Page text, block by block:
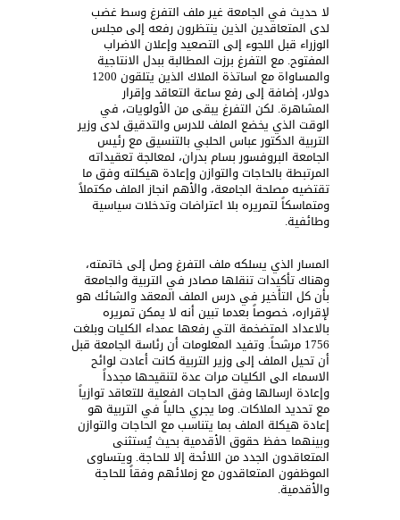
لا حديث في الجامعة غير ملف التفرغ وسط غضب
لدى المتعاقدين الذين ينتظرون رفعه إلى مجلس
الوزراء قبل اللجوء إلى التصعيد وإعلان الاضراب
المفتوح. مع التفرغ برزت المطالبة ببدل الانتاجية
والمساواة مع اساتذة الملاك الذين يتلقون 1200
دولار، إضافة إلى رفع ساعة التعاقد وإقرار
المشاهرة. لكن التفرغ يبقى من الأولويات، في
الوقت الذي يخضع الملف للدرس والتدقيق لدى وزير
التربية الدكتور عباس الحلبي بالتنسيق مع رئيس
الجامعة البروفسور بسام بدران، لمعالجة تعقيداته
المرتبطة بالحاجات والتوازن وإعادة هيكلته وفق ما
تقتضيه مصلحة الجامعة، والأهم انجاز الملف مكتملاً
ومتماسكاً لتمريره بلا اعتراضات وتدخلات سياسية
وطائفية.
المسار الذي يسلكه ملف التفرغ وصل إلى خاتمته،
وهناك تأكيدات تنقلها مصادر في التربية والجامعة
بأن كل التأخير في درس الملف المعقد والشائك هو
لإقراره، خصوصاً بعدما تبين أنه لا يمكن تمريره
بالاعداد المتضخمة التي رفعها عمداء الكليات وبلغت
1756 مرشحاً. وتفيد المعلومات أن رئاسة الجامعة قبل
أن تحيل الملف إلى وزير التربية كانت أعادت لوائح
الاسماء الى الكليات مرات عدة لتنقيحها مجدداً
وإعادة ارسالها وفق الحاجات الفعلية للتعاقد توازياً
مع تحديد الملاكات. وما يجري حالياً في التربية هو
إعادة هيكلة الملف بما يتناسب مع الحاجات والتوازن
وبينهما حفظ حقوق الأقدمية بحيث يُستثنى
المتعاقدون الجدد من اللائحة إلا للحاجة. ويتساوى
الموظفون المتعاقدون مع زملائهم وفقاً للحاجة
والأقدمية.